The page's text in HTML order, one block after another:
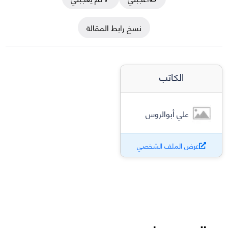
نسخ رابط المقالة
الكاتب
علي أبوالروس
عرض الملف الشخصي